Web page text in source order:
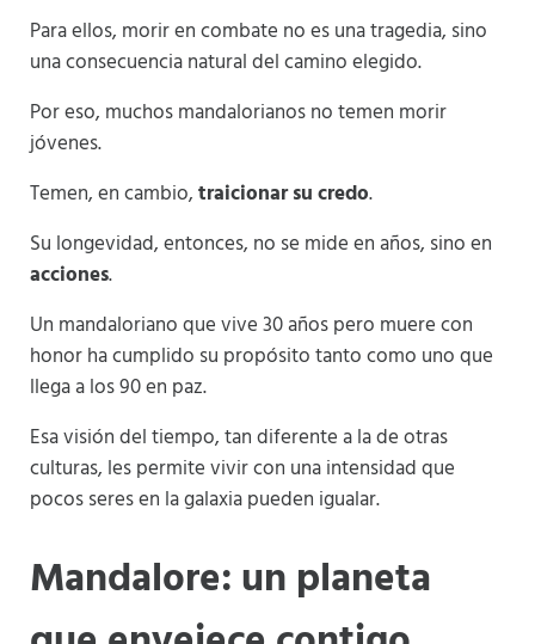
Para ellos, morir en combate no es una tragedia, sino
una consecuencia natural del camino elegido.
Por eso, muchos mandalorianos no temen morir
jóvenes.
Temen, en cambio,traicionar su credo.
Su longevidad, entonces, no se mide en años, sino en
acciones.
Un mandaloriano que vive 30 años pero muere con
honor ha cumplido su propósito tanto como uno que
llega a los 90 en paz.
Esa visión del tiempo, tan diferente a la de otras
culturas, les permite vivir con una intensidad que
pocos seres en la galaxia pueden igualar.
Mandalore: un planeta